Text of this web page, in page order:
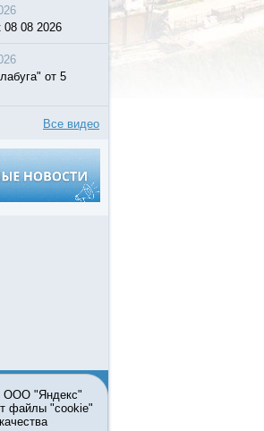
08 08 2026
от 5
Все видео
ООО "Яндекс"
файлы "cookie"